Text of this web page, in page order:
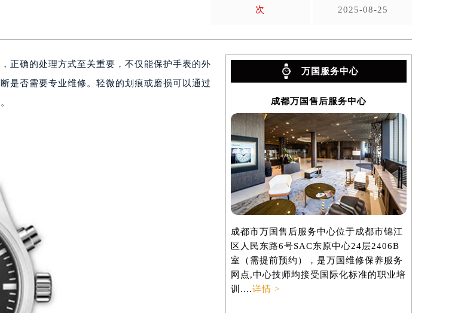
次
2025-08-25
正确的处理方式至关重要，不仅能保护手表的外
是否需要专业维修。轻微的划痕或磨损可以通过
万国服务中心
成都万国售后服务中心
成都市万国售后服务中心位于成都市锦江
区人民东路6号SAC东原中心24层2406B
室（需提前预约），是万国维修保养服务
网点,中心技师均接受国际化标准的职业培
训....详情 >